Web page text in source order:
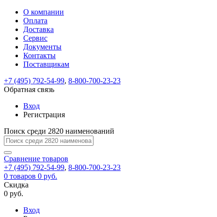
ВходРегистрация
Только
test@example.com
отправлена
по
ней
для
регистрации.
Ок
Только
Запомнить
меня
Забыли
Восстановление
пароля
Заполните
форму.
Мы
отправим
ссылку
на
указанный
электронный
адрес,
перейдя
по
которой
вы
новый
На
вашу
test@test.ru
отправлена
ссылка.
Перейдите
по
для
смены
пароля.
Введите
новый
пароль
Сменить
Пароль
успешно
Войти
Обратная
связь
Сообщение
пользовательского
соглашения
Ваше
сообщение
успешно
О компании
Оплата
Доставка
Сервис
Документы
Контакты
Поставщикам
+7 (495) 792-54-99, 8-800-700-23-23
Обратная связь
Вход
Регистрация
Поиск среди 2820 наименований
Сравнение товаров
+7 (495) 792-54-99, 8-800-700-23-23
0 товаров 0 руб.
Скидка
0 руб.
Вход